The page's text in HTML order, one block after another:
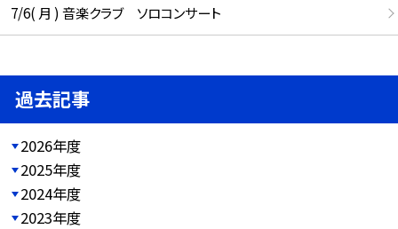
7/6( 月 ) 音楽クラブ ソロコンサート
過去記事
2026年度
2025年度
2024年度
2023年度